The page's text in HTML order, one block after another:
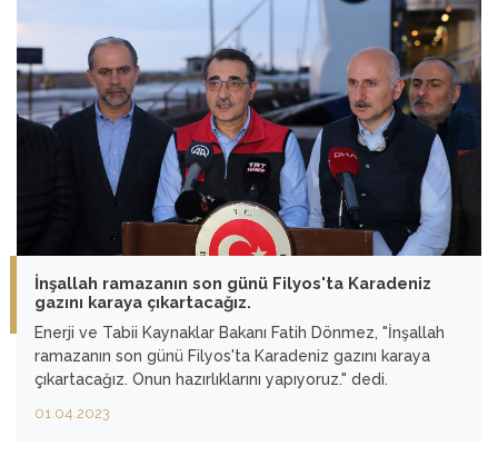
İnşallah ramazanın son günü Filyos'ta Karadeniz
gazını karaya çıkartacağız.
Enerji ve Tabii Kaynaklar Bakanı Fatih Dönmez, "İnşallah
ramazanın son günü Filyos'ta Karadeniz gazını karaya
çıkartacağız. Onun hazırlıklarını yapıyoruz." dedi.
Karaismailoğlu, sağanak ve lodos nedeniyle bir kısmı su
01.04.2023